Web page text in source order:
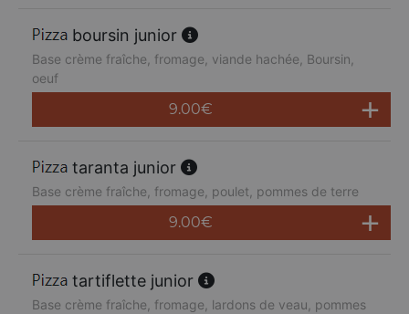
boursin junior
Base crème fraîche, fromage, viande hachée, Boursin,
oeuf
9.00€
taranta junior
Base crème fraîche, fromage, poulet, pommes de terre
9.00€
tartiflette junior
Base crème fraîche, fromage, lardons de veau, pommes